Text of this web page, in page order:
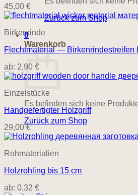
Zurück zum Shop
0
Warenkorb
Es befinden sich keine
Zurück zum Shop
45,00 €
Birkenrinde
Flechtmaterial — Birkenrindestreifen
ab: 2,90 €
Einzelstücke
Handgefertigter Holzgriff
29,00€
Rohmaterialien
Holzrohling bis 15 cm
ab: 0,32 €